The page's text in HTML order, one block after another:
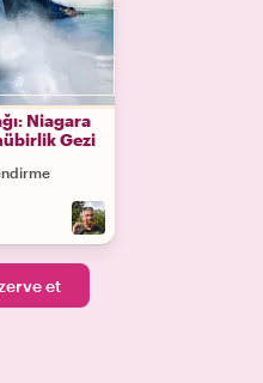
Niagara
Gezi
et